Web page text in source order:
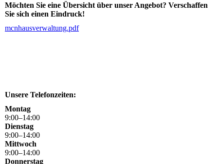
Möchten Sie eine Übersicht über unser Angebot? Verschaffen
Sie sich einen Eindruck!
mcnhausverwaltung.pdf
Unsere Telefonzeiten:
Montag
9:00–14:00
Dienstag
9:00–14:00
Mittwoch
9:00–14:00
Donnerstag